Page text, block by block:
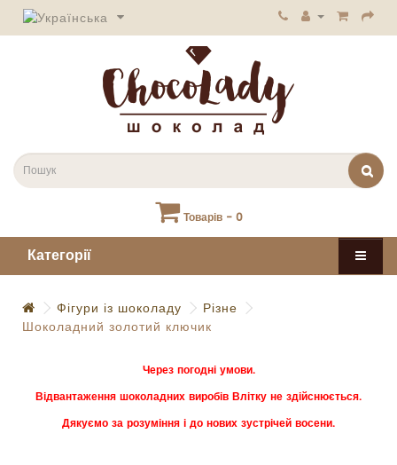
Товарів - 0
Категорії
Фігури із шоколаду
Різне
Шоколадний золотий ключик
Через погодні умови.
Відвантаження шоколадних виробів Влітку не здійснюється.
Дякуємо за розуміння і до нових зустрічей восени.